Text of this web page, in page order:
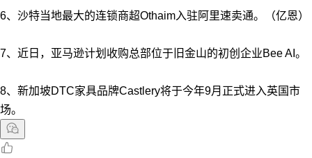
6、沙特当地最大的连锁商超Othaim入驻阿里速卖通。（亿恩）
7、近日，亚马逊计划收购总部位于旧金山的初创企业Bee AI。
8、新加坡DTC家具品牌Castlery将于今年9月正式进入英国市
场。